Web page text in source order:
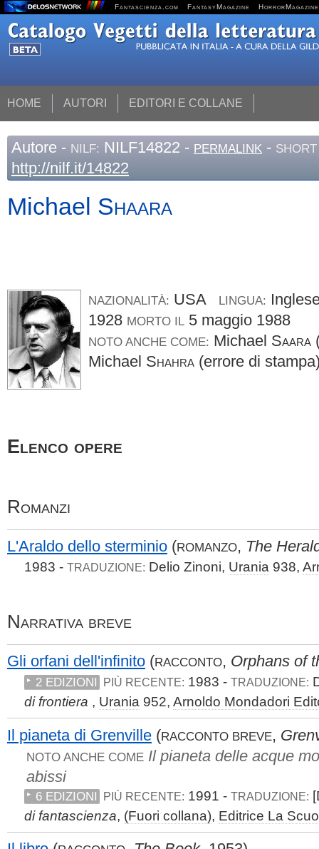
Fantascienza.com FantasyMagazine HorrorMagazine
HOME AUTORI EDITORI E COLLANE
Autore - NILF: NILF14822 - PERMALINK -
http://nilf.it/14822
Michael Shaara
NAZIONALITÀ: USA LINGUA:
1928 MORTO IL 5 maggio 1988
NOTO ANCHE COME: Michael Saara
Michael Shahra (errore di
Elenco opere
Romanzi
L'Araldo dello sterminio (ROMANZO, The
1983 - TRADUZIONE: Delio Zinoni, Urania 938,
Narrativa breve
Gli orfani dell'infinito (RACCONTO, Orphans of
2 EDIZIONI PIÙ RECENTE: 1983 - TRADUZIONE:
di frontiera , Urania 952, Arnoldo Mondadori
Il pianeta di Grenville (RACCONTO BREVE,
NOTO ANCHE COME Il pianeta delle acque
abissi
6 EDIZIONI PIÙ RECENTE: 1991 - TRADUZIONE:
di fantascienza, (Fuori collana), Editrice La